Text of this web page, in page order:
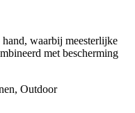
waarbij meesterlijke
met bescherming
Outdoor